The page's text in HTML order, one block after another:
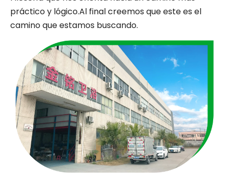
práctico y lógico.Al final creemos que este es el
camino que estamos buscando.